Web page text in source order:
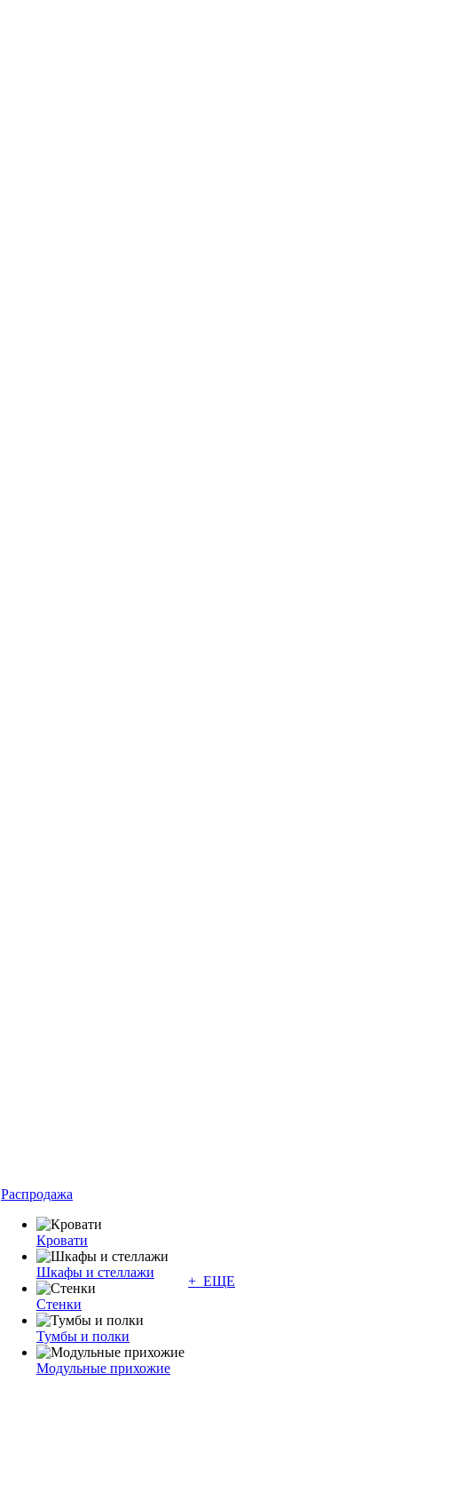
Распродажа
Кровати
Шкафы и стеллажи
Стенки
Тумбы и полки
Модульные прихожие
+ ЕЩЕ